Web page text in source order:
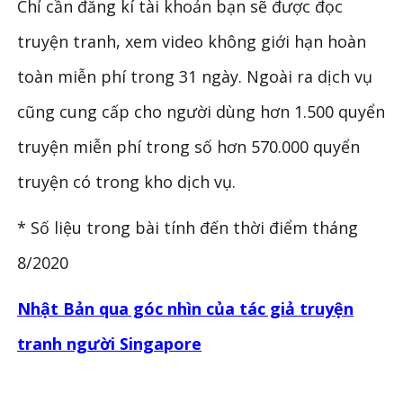
Chỉ cần đăng kí tài khoản bạn sẽ được đọc
truyện tranh, xem video không giới hạn hoàn
toàn miễn phí trong 31 ngày. Ngoài ra dịch vụ
cũng cung cấp cho người dùng hơn 1.500 quyển
truyện miễn phí trong số hơn 570.000 quyển
truyện có trong kho dịch vụ.
* Số liệu trong bài tính đến thời điểm tháng
8/2020
Nhật Bản qua góc nhìn của tác giả truyện
tranh người Singapore